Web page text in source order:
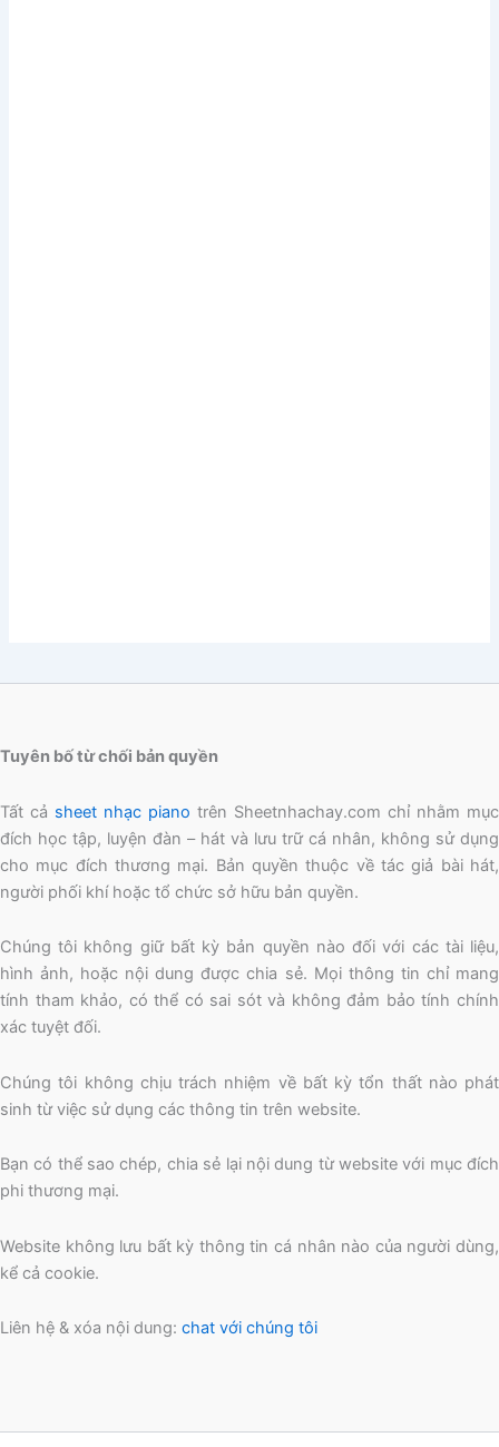
Tuyên bố từ chối bản quyền
Tất cả sheet nhạc piano trên Sheetnhachay.com chỉ nhằm mục
đích học tập, luyện đàn – hát và lưu trữ cá nhân, không sử dụng
cho mục đích thương mại. Bản quyền thuộc về tác giả bài hát,
người phối khí hoặc tổ chức sở hữu bản quyền.
Chúng tôi không giữ bất kỳ bản quyền nào đối với các tài liệu,
hình ảnh, hoặc nội dung được chia sẻ. Mọi thông tin chỉ mang
tính tham khảo, có thể có sai sót và không đảm bảo tính chính
xác tuyệt đối.
Chúng tôi không chịu trách nhiệm về bất kỳ tổn thất nào phát
sinh từ việc sử dụng các thông tin trên website.
Bạn có thể sao chép, chia sẻ lại nội dung từ website với mục đích
phi thương mại.
Website không lưu bất kỳ thông tin cá nhân nào của người dùng,
kể cả cookie.
Liên hệ & xóa nội dung: chat với chúng tôi